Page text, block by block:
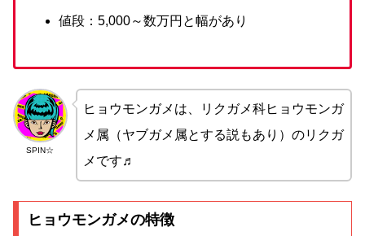
値段：5,000～数万円と幅があり
SPIN☆
ヒョウモンガメは、リクガメ科ヒョウモンガ
メ属（ヤブガメ属とする説もあり）のリクガ
メです♬
ヒョウモンガメの特徴